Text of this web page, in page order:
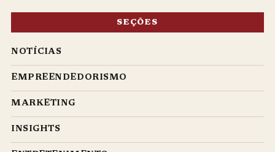
SEÇÕES
NOTÍCIAS
EMPREENDEDORISMO
MARKETING
INSIGHTS